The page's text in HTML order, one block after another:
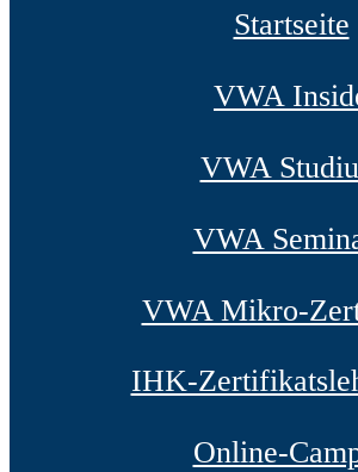
Startseite
VWA
VWA
VWA
VWA Mikro-
IHK-
Online-